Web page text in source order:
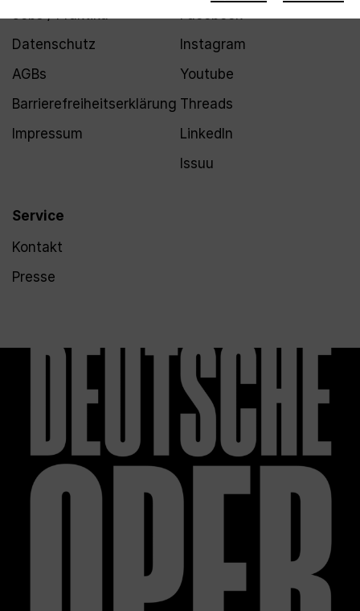
Jobs / Praktika
Datenschutz
AGBs
Barrierefreiheitserklärung
Impressum
Service
Kontakt
Presse
Facebook
Instagram
Youtube
Threads
LinkedIn
Issuu